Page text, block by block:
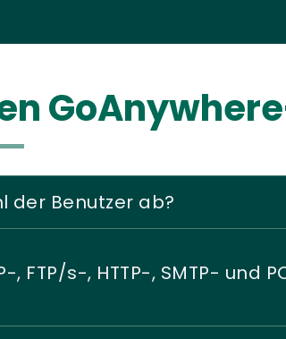
der Benutzer ab?
FTP/s-, HTTP-, SMTP- und